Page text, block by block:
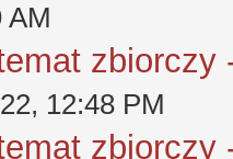
AM
zbiorczy
12:48 PM
zbiorczy